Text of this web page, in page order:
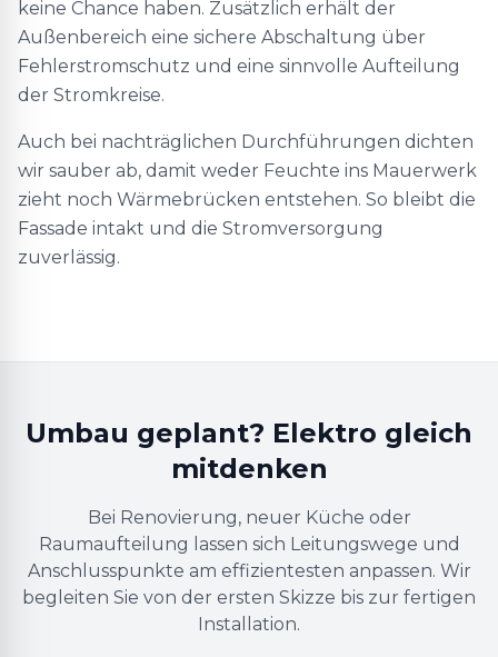
keine Chance haben. Zusätzlich erhält der
Außenbereich eine sichere Abschaltung über
Fehlerstromschutz und eine sinnvolle Aufteilung
der Stromkreise.
Auch bei nachträglichen Durchführungen dichten
wir sauber ab, damit weder Feuchte ins Mauerwerk
zieht noch Wärmebrücken entstehen. So bleibt die
Fassade intakt und die Stromversorgung
zuverlässig.
Umbau geplant? Elektro gleich
mitdenken
Bei Renovierung, neuer Küche oder
Raumaufteilung lassen sich Leitungswege und
Anschlusspunkte am effizientesten anpassen. Wir
begleiten Sie von der ersten Skizze bis zur fertigen
Installation.